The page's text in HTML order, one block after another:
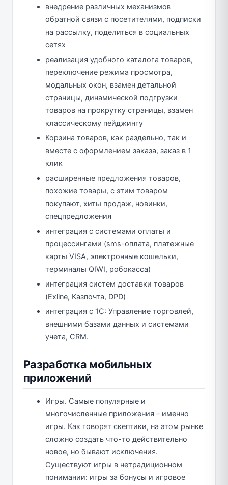
внедрение различных механизмов
обратной связи с посетителями, подписки
на рассылку, поделиться в социальных
сетях
реализация удобного каталога товаров,
переключение режима просмотра,
модальных окон, взамен детальной
страницы, динамической подгрузки
товаров на прокрутку страницы, взамен
классическому пейджингу
Корзина товаров, как раздельно, так и
вместе с оформлением заказа, заказ в 1
клик
расширенные предложения товаров,
похожие товары, с этим товаром
покупают, хиты продаж, новинки,
спецпредложения
интеграция с системами оплаты и
процессингами (sms-оплата, платежные
карты VISA, электронные кошельки,
терминалы QIWI, робокасса)
интеграция систем доставки товаров
(Exline, Казпочта, DPD)
интеграция с 1С: Управление торговлей,
внешними базами данных и системами
учета, CRM.
Разработка мобильных
приложений
Игры. Самые популярные и
многочисленные приложения – именно
игры. Как говорят скептики, на этом рынке
сложно создать что-то действительно
новое, но бывают исключения.
Существуют игры в нетрадиционном
понимании: игры за бонусы и игровое